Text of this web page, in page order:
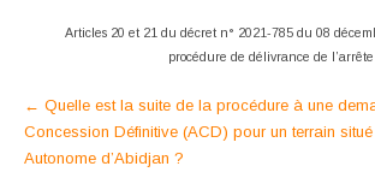
Articles 20 et 21 du décret n° 2021-785 du 08
procédure de délivrance de
Post
navigation
← Quelle est la suite de la procédure à une
Concession Définitive (ACD) pour un terrain
Autonome d’Abidjan ?